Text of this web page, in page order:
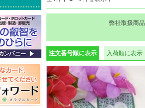
弊社取扱商
注文番号順に表示 入荷順に表示